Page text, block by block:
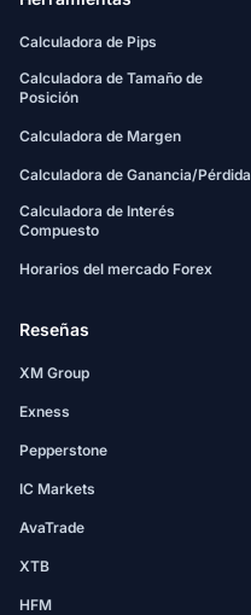
Calculadora de Pips
Calculadora de Tamaño de
Posición
Calculadora de Margen
Calculadora de Ganancia/Pérdida
Calculadora de Interés
Compuesto
Horarios del mercado Forex
Reseñas
XM Group
Exness
Pepperstone
IC Markets
AvaTrade
XTB
HFM